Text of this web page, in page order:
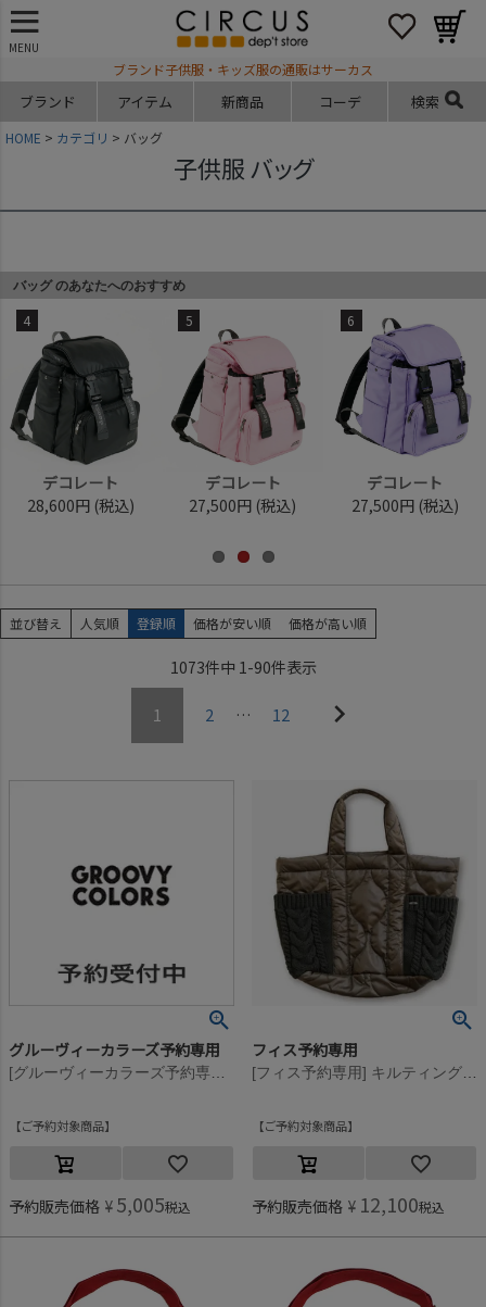
MENU
ブランド子供服・キッズ服の通販はサーカス
ブランド アイテム 新商品 コーデ 検索
HOME カテゴリ バッグ
子供服 バッグ
バッグ のあなたへのおすすめ
4
デコレート
28,600円 (税込)
5
デコレート
27,500円 (税込)
6
デコレート
27,500円 (税込)
並び替え 人気順 登録順 価格が安い順 価格が高い順
1073件中 1-90件表示
1 2 … 12
グルーヴィーカラーズ予約専用
ご予約対象商品
予約販売価格 ¥ 5,005税込
フィス予約専用
ご予約対象商品
予約販売価格 ¥ 12,100税込